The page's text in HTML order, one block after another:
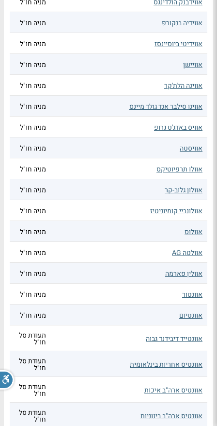
אווידבנק הולדינגס מניה חו"ל
אווידיה בנקורפ מניה חו"ל
אווידיטי ביוסיינסז מניה חו"ל
אוויישן מניה חו"ל
אווינה הלת'קר מניה חו"ל
אווינו סילבר אנד גולד מיינס מניה חו"ל
אוויס באדג'ט גרופ מניה חו"ל
אוויסטה מניה חו"ל
אוולו תרפיוטיקס מניה חו"ל
אוולון גלוב-קר מניה חו"ל
אוולונביי קומיוניטיז מניה חו"ל
אוולוס מניה חו"ל
אוולטה AG מניה חו"ל
אוולין פארמה מניה חו"ל
אוונטור מניה חו"ל
אוונטיום מניה חו"ל
אוונטייד דיבידנד גבוה תעודת סל
חו"ל
אוונטיס אחריות בינלאומית תעודת סל
חו"ל
אוונטיס ארה"ב איכות תעודת סל
חו"ל
אוונטיס ארה"ב בינוניות תעודת סל
חו"ל